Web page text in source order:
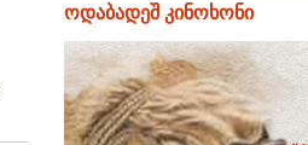
ოდაბადეშ კინოხონი